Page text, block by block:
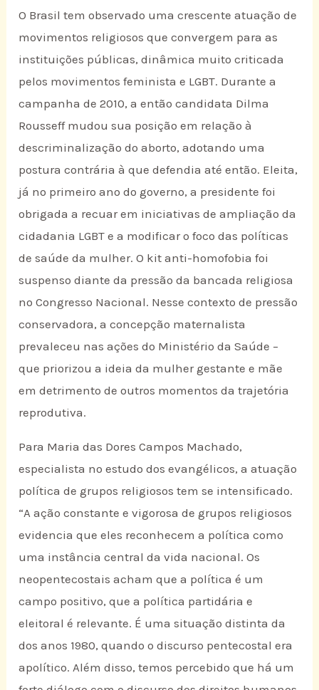
O Brasil tem observado uma crescente atuação de
movimentos religiosos que convergem para as
instituições públicas, dinâmica muito criticada
pelos movimentos feminista e LGBT. Durante a
campanha de 2010, a então candidata Dilma
Rousseff mudou sua posição em relação à
descriminalização do aborto, adotando uma
postura contrária à que defendia até então. Eleita,
já no primeiro ano do governo, a presidente foi
obrigada a recuar em iniciativas de ampliação da
cidadania LGBT e a modificar o foco das políticas
de saúde da mulher. O kit anti-homofobia foi
suspenso diante da pressão da bancada religiosa
no Congresso Nacional. Nesse contexto de pressão
conservadora, a concepção maternalista
prevaleceu nas ações do Ministério da Saúde –
que priorizou a ideia da mulher gestante e mãe
em detrimento de outros momentos da trajetória
reprodutiva.
Para Maria das Dores Campos Machado,
especialista no estudo dos evangélicos, a atuação
política de grupos religiosos tem se intensificado.
“A ação constante e vigorosa de grupos religiosos
evidencia que eles reconhecem a política como
uma instância central da vida nacional. Os
neopentecostais acham que a política é um
campo positivo, que a política partidária e
eleitoral é relevante. É uma situação distinta da
dos anos 1980, quando o discurso pentecostal era
apolítico. Além disso, temos percebido que há um